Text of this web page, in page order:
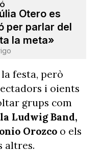
Otero es
per parlar del
la meta»
festa, però
i oients
grups com
Ludwig Band,
Orozcoo els
altres.